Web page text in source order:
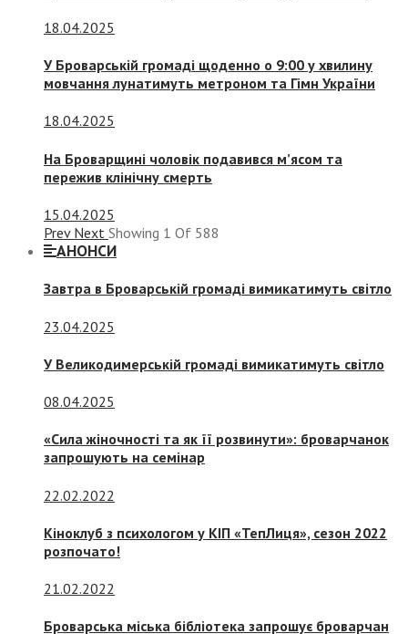
18.04.2025
У Броварській громаді щоденно о 9:00 у хвилину
мовчання лунатимуть метроном та Гімн України
18.04.2025
На Броварщині чоловік подавився м’ясом та
пережив клінічну смерть
15.04.2025
Prev Next Showing 1 Of 588
АНОНСИ
Завтра в Броварській громаді вимикатимуть світло
23.04.2025
У Великодимерській громаді вимикатимуть світло
08.04.2025
«Сила жіночності та як її розвинути»: броварчанок
запрошують на семінар
22.02.2022
Кіноклуб з психологом у КІП «ТепЛиця», сезон 2022
розпочато!
21.02.2022
Броварська міська бібліотека запрошує броварчан